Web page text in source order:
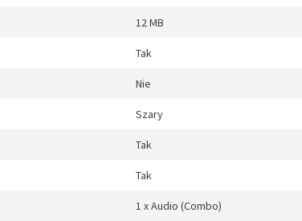
12 MB
Tak
Nie
Szary
Tak
Tak
1 x Audio (Combo)